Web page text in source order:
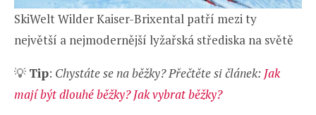
SkiWelt Wilder Kaiser-Brixental patří mezi ty
největší a nejmodernější lyžařská střediska na světě
💡 Tip: Chystáte se na běžky? Přečtěte si článek: Jak
mají být dlouhé běžky? Jak vybrat běžky?